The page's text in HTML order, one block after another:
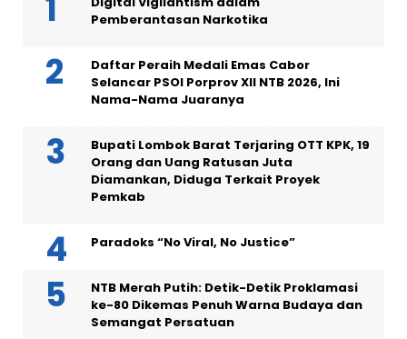
Pemberantasan Narkotika
Daftar Peraih Medali Emas Cabor
Selancar PSOI Porprov XII NTB 2026, Ini
Nama-Nama Juaranya
Bupati Lombok Barat Terjaring OTT KPK, 19
Orang dan Uang Ratusan Juta
Diamankan, Diduga Terkait Proyek
Pemkab
Paradoks “No Viral, No Justice”
NTB Merah Putih: Detik-Detik Proklamasi
ke-80 Dikemas Penuh Warna Budaya dan
Semangat Persatuan